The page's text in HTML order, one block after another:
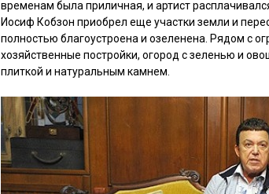
временам была приличная, и артист
Иосиф Кобзон приобрел еще участки земли и
полностью благоустроена и озеленена. Рядом с
хозяйственные постройки, огород с зеленью и
плиткой и натуральным камнем.